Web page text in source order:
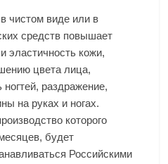
чистом виде или в
средств повышает
эластичность кожи,
цвета лица,
ногтей, раздражение,
на руках и ногах.
которого
будет
Российскими